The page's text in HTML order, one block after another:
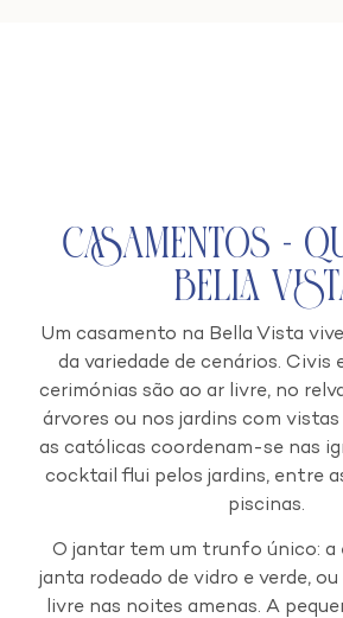
Casamentos -
Bella
Um casamento na Bella Vista
da variedade de cenários. Civis
cerimónias são ao ar livre, no
árvores ou nos jardins com vistas
as católicas coordenam-se nas
cocktail flui pelos jardins, entre
piscinas.
O jantar tem um trunfo único: a
janta rodeado de vidro e verde,
livre nas noites amenas. A